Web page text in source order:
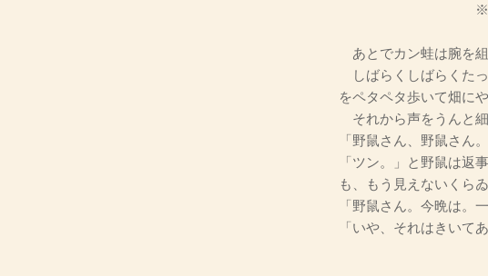
※
あとでカン蛙は腕を組
しばらくしばらくた
をペタペタ歩いて畑に
それから声をうんと細
「野鼠さん、野鼠さん
「ツン。」と野鼠は返
も、もう見えないくら
「野鼠さん。今晩は。
「いや、それはきいて